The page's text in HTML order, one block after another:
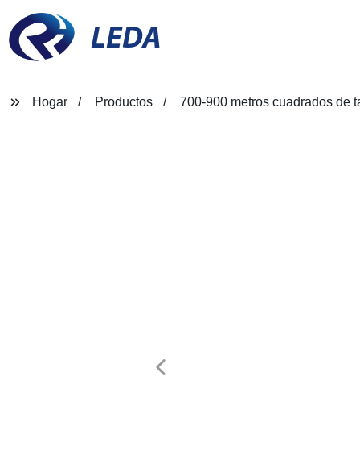
LEDA
Hogar Productos 700-900 metros cuadrados de